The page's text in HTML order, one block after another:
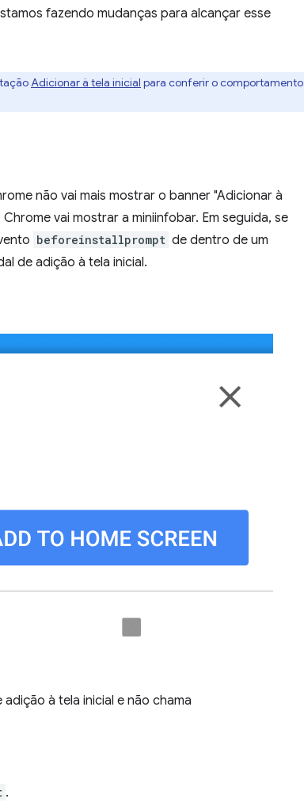
fazendo mudanças para alcançar esse
Adicionar à tela inicial para conferir o comportamento
não vai mais mostrar o banner "Adicionar à
Chrome vai mostrar a miniinfobar. Em seguida, se
beforeinstallprompt de dentro de um
de adição à tela inicial.
à tela inicial e não chama
.